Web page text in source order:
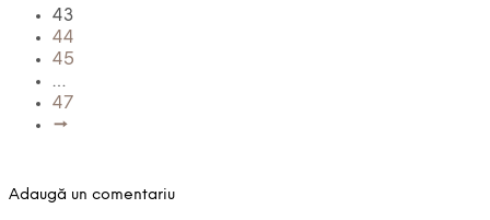
43
44
45
…
47
→
Adaugă un comentariu